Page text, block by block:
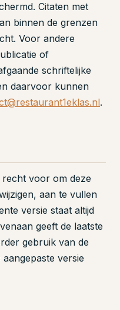
Citaten met
binnen de grenzen
Voor andere
of
schriftelijke
daarvoor kunnen
.
voor om deze
aan te vullen
versie staat altijd
geeft de laatste
gebruik van de
versie